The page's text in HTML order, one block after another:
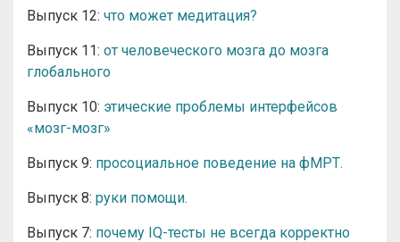
Выпуск 12: что может медитация?
Выпуск 11: от человеческого мозга до мозга
глобального
Выпуск 10: этические проблемы интерфейсов
«мозг-мозг»
Выпуск 9: просоциальное поведение на фМРТ.
Выпуск 8: руки помощи.
Выпуск 7: почему IQ-тесты не всегда корректно